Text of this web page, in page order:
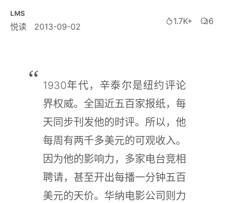
LMS
悦读 2013-09-02
1.7K+ 6
1930年代，辛泰尔是纽约评论
界权威。全国近五百家报纸，每
天同步刊发他的时评。所以，他
每周有两千多美元的可观收入。
因为他的影响力，多家电台竞相
聘请，甚至开出每播一分钟五百
美元的天价。华纳电影公司则力